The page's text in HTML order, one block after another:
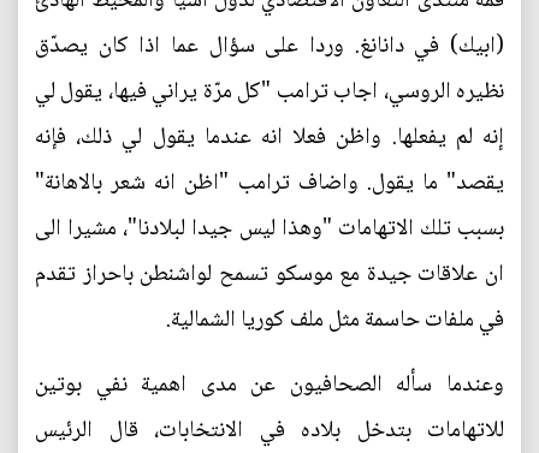
(ابيك) في دانانغ. وردا على سؤال عما اذا كان يصدّق
نظيره الروسي، اجاب ترامب "كل مرّة يراني فيها، يقول لي
إنه لم يفعلها. واظن فعلا انه عندما يقول لي ذلك، فإنه
يقصد" ما يقول. واضاف ترامب "اظن انه شعر بالاهانة"
بسبب تلك الاتهامات "وهذا ليس جيدا لبلادنا"، مشيرا الى
ان علاقات جيدة مع موسكو تسمح لواشنطن باحراز تقدم
في ملفات حاسمة مثل ملف كوريا الشمالية.
وعندما سأله الصحافيون عن مدى اهمية نفي بوتين
للاتهامات بتدخل بلاده في الانتخابات، قال الرئيس